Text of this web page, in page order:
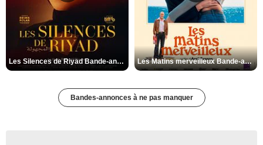
Les Silences de Riyad Bande-annonce VO STFR Les Matins merveilleux Bande-annonce VF
Bandes-annonces à ne pas manquer